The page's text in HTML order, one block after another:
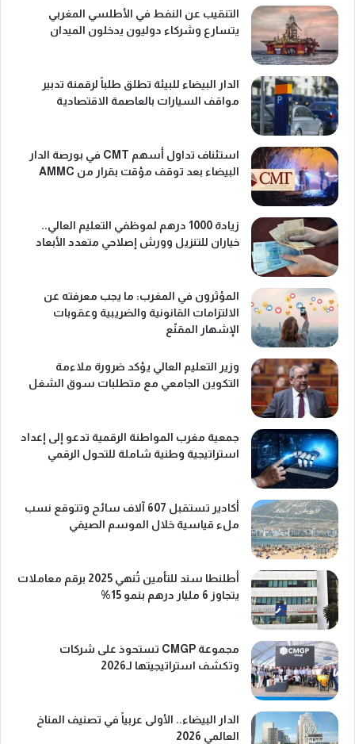
التنقيب عن النفط في الأطلسي المغربي
يتسارع وشركاء دوليون يدخلون الميدان
الدار البيضاء للبيئة تطلق طلباً لرقمنة تدبير
مواقف السيارات بالعاصمة الاقتصادية
استئناف تداول أسهم CMT في بورصة الدار
البيضاء بعد توقف مؤقت بقرار من AMMC
زيادة 1000 درهم لموظفي التعليم العالي..
خياران للتنزيل وورش إصلاحي متعدد الأبعاد
المؤثرون في المغرب: ما يجب معرفته عن
الالتزامات القانونية والضريبية وعقوبات
الإشهار المقنّع
وزير التعليم العالي يؤكد ضرورة ملاءمة
التكوين الجامعي مع متطلبات سوق الشغل
جمعية مغرب المواطنة الرقمية تدعو إلى إعداد
استراتيجية وطنية شاملة للتحول الرقمي
أكادير تستقبل 607 آلاف سائح وتتوقع نسب
ملء قياسية خلال الموسم الصيفي
أطلنطا سند للتأمين تُنهي 2025 برقم معاملات
يتجاوز 6 مليار درهم بنمو 15%
مجموعة CMGP تستحوذ على شركات
وتكشف استراتيجيتها لـ2026
الدار البيضاء.. الأولى عربياً في تصنيف المناخ
العالمي 2026